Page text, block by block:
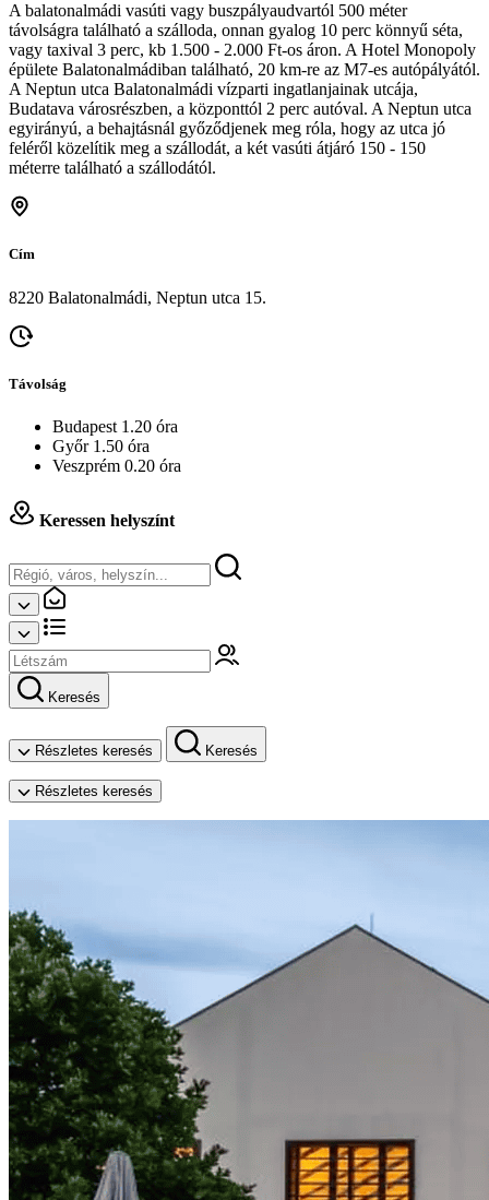
A balatonalmádi vasúti vagy buszpályaudvartól 500 méter
távolságra található a szálloda, onnan gyalog 10 perc könnyű séta,
vagy taxival 3 perc, kb 1.500 - 2.000 Ft-os áron. A Hotel Monopoly
épülete Balatonalmádiban található, 20 km-re az M7-es autópályától.
A Neptun utca Balatonalmádi vízparti ingatlanjainak utcája,
Budatava városrészben, a központtól 2 perc autóval. A Neptun utca
egyirányú, a behajtásnál győződjenek meg róla, hogy az utca jó
feléről közelítik meg a szállodát, a két vasúti átjáró 150 - 150
méterre található a szállodától.
Cím
8220 Balatonalmádi, Neptun utca 15.
Távolság
Budapest 1.20 óra
Győr 1.50 óra
Veszprém 0.20 óra
Keressen helyszínt
Keresés
Részletes keresés Keresés
Részletes keresés